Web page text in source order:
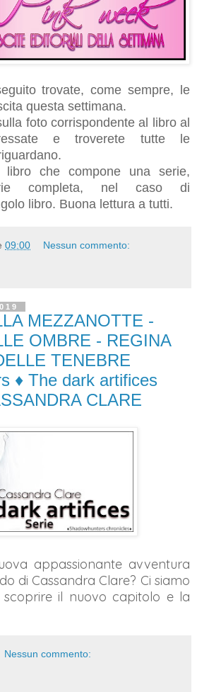
trovate, come sempre, le
questa settimana.
foto corrispondente al libro al
e troverete tutte le
che compone una serie,
completa, nel caso di
libro. Buona lettura a tutti.
09:00 Nessun commento:
MEZZANOTTE -
OMBRE - REGINA
TENEBRE
♦ The dark artifices
CLARE
appassionante avventura
di Cassandra Clare? Ci siamo
scoprire il nuovo capitolo e la
Nessun commento: